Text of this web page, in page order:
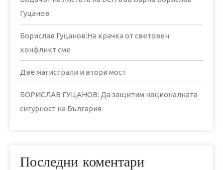
Гуцанов:
Борислав Гуцанов:На крачка от световен
конфликт сме
Две магистрали и втори мост
БОРИСЛАВ ГУЦАНОВ: Да защитим националната
сигурност на България
Последни коментари